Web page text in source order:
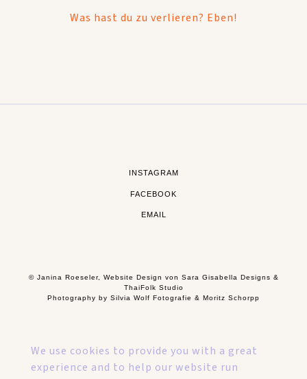
Was hast du zu verlieren? Eben!
INSTAGRAM
FACEBOOK
EMAIL
© Janina Roeseler, Website Design von Sara Gisabella Designs &
ThaiFolk Studio
Photography by Silvia Wolf Fotografie & Moritz Schorpp
We use cookies to provide you with a great
experience and to help our website run